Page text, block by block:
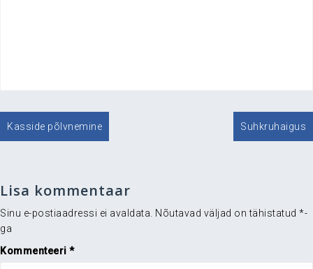
Navigeerimine
Kasside põlvnemine Suhkruhaigus
Lisa kommentaar
Sinu e-postiaadressi ei avaldata. Nõutavad väljad on tähistatud *-
ga
Kommenteeri *